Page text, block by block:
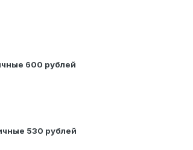
600 рублей
530 рублей